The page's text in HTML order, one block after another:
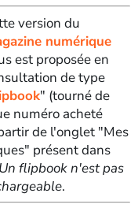
version du
numérique
est proposée en
de type
" (tourné de
numéro acheté
de l'onglet "Mes
présent dans
flipbook n'est pas
.